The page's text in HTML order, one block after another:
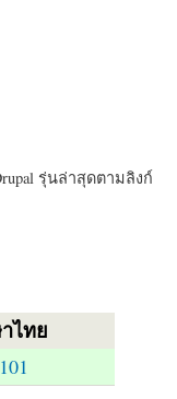
รุ่นล่าสุดตามลิงก์
ไทย